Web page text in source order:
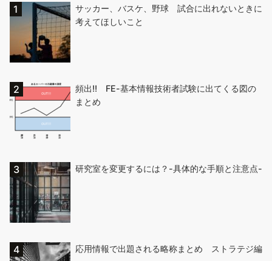
サッカー、バスケ、野球 試合に出れないときに
考えてほしいこと
頻出!! FE-基本情報技術者試験に出てくる図の
まとめ
研究室を変更するには？-具体的な手順と注意点-
応用情報で出題される略称まとめ ストラテジ編